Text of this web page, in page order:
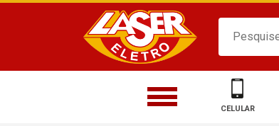
CELULAR